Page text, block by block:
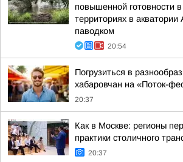
повышенной готовности
территориях в акватории
паводком
20:54
Погрузиться в
хабаровчан на «Поток-
20:37
Как в Москве: регионы
практики столичного
20:37